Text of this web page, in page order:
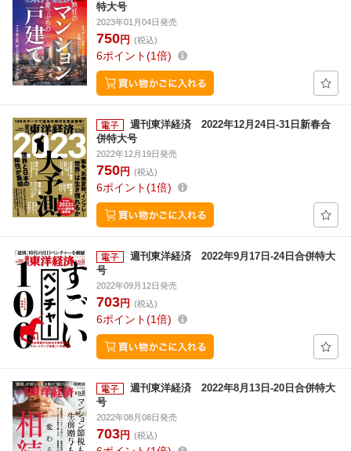
特大号
2023年01月04日発売
750円 (税込)
6ポイント 1倍
週刊東洋経済 2022年12月24日-31日新春合
併特大号
2022年12月19日発売
750円 (税込)
6ポイント 1倍
週刊東洋経済 2022年9月17日-24日合併特大
号
2022年09月12日発売
703円 (税込)
6ポイント 1倍
週刊東洋経済 2022年8月13日-20日合併特大
号
2022年08月08日発売
703円 (税込)